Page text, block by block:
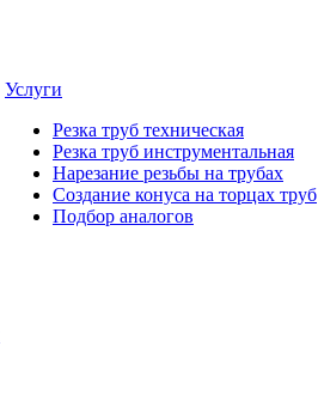
Услуги
Резка труб техническая
Резка труб инструментальная
Нарезание резьбы на трубах
Создание конуса на торцах труб
Подбор аналогов